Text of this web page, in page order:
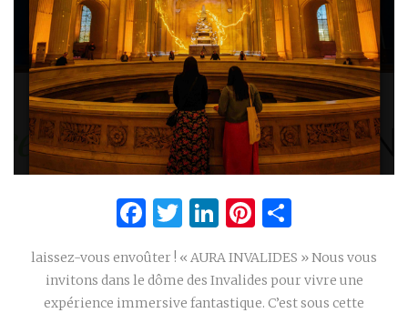
Facebook
Twitter
LinkedIn
Pinterest
laissez-vous envoûter ! « AURA INVALIDES » Nous vous
invitons dans le dôme des Invalides pour vivre une
expérience immersive fantastique. C’est sous cette